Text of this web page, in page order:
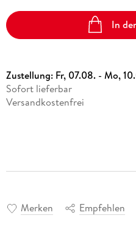
In
Zustellung: Fr, 07.08. - Mo,
Sofort lieferbar
Versandkostenfrei
Merken Empfehlen